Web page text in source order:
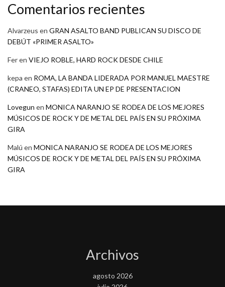
Comentarios recientes
Alvarzeus en GRAN ASALTO BAND PUBLICAN SU DISCO DE
DEBÚT «PRIMER ASALTO»
Feren VIEJO ROBLE, HARD ROCK DESDE CHILE
kepa en ROMA, LA BANDA LIDERADA POR MANUEL MAESTRE
(CRANEO, STAFAS) EDITA UN EP DE PRESENTACION
Lovegun en MONICA NARANJO SE RODEA DE LOS MEJORES
MÚSICOS DE ROCK Y DE METAL DEL PAÍS EN SU PRÓXIMA
GIRA
Malú en MONICA NARANJO SE RODEA DE LOS MEJORES
MÚSICOS DE ROCK Y DE METAL DEL PAÍS EN SU PRÓXIMA
GIRA
Archivos
agosto 2026